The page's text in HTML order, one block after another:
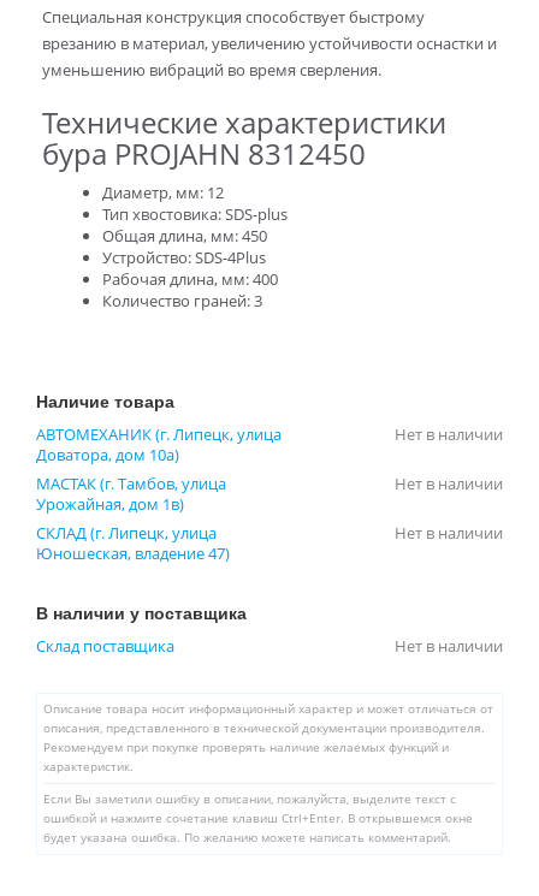
Специальная конструкция способствует быстрому
врезанию в материал, увеличению устойчивости оснастки и
уменьшению вибраций во время сверления.
Технические характеристики
бура PROJAHN 8312450
Диаметр, мм: 12
Тип хвостовика: SDS-plus
Общая длина, мм: 450
Устройство: SDS-4Plus
Рабочая длина, мм: 400
Количество граней: 3
Наличие товара
АВТОМЕХАНИК (г. Липецк, улица
Доватора, дом 10а)
Нет в наличии
МАСТАК (г. Тамбов, улица
Урожайная, дом 1в)
Нет в наличии
СКЛАД (г. Липецк, улица
Юношеская, владение 47)
Нет в наличии
В наличии у поставщика
Склад поставщика Нет в наличии
Описание товара носит информационный характер и может отличаться от
описания, представленного в технической документации производителя.
Рекомендуем при покупке проверять наличие желаемых функций и
характеристик.
Если Вы заметили ошибку в описании, пожалуйста, выделите текст с
ошибкой и нажмите сочетание клавиш Ctrl+Enter. В открывшемся окне
будет указана ошибка. По желанию можете написать комментарий.